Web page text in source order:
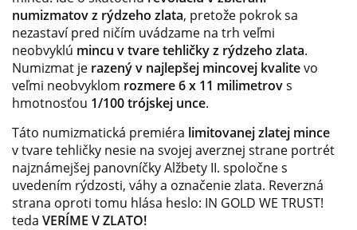
numizmatov z rýdzeho zlata, pretože pokrok sa
nezastaví pred ničím uvádzame na trh veľmi
neobvyklú mincu v tvare tehličky z rýdzeho zlata.
Numizmat je razený v najlepšej mincovej kvalitevo
veľmi neobvyklom rozmere 6 x 11 milimetrovs
hmotnosťou 1/100 trójskej unce.
Táto numizmatická premiéra limitovanej zlatej mince
v tvare tehličky nesie na svojej averznej strane portrét
najznámejšej panovníčky Alžbety II. spoločne s
uvedením rýdzosti, váhy a označenie zlata. Reverzná
strana oproti tomu hlása heslo: IN GOLD WE TRUST!
teda VERÍME V ZLATO!